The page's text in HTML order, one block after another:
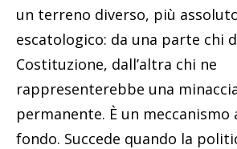
un terreno diverso, più
escatologico: da una parte chi
Costituzione, dall’altra chi ne
rappresenterebbe una
permanente. È un meccanismo
fondo. Succede quando la